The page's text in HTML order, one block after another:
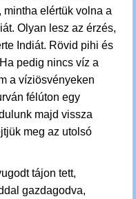
elértük volna a
Olyan lesz az érzés,
Indiát. Rövid pihi és
pedig nincs víz a
a víziösvényeken
félúton egy
majd vissza
meg az utolsó
tájon tett,
gazdagodva,